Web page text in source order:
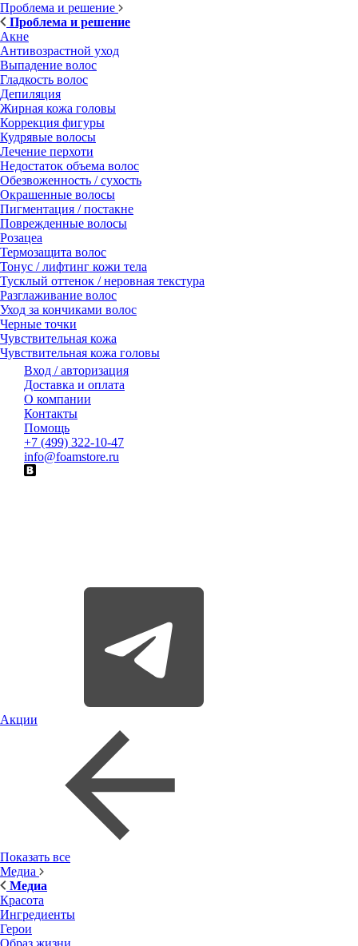
Проблема и решение
Проблема и решение
Акне
Антивозрастной уход
Выпадение волос
Гладкость волос
Депиляция
Жирная кожа головы
Коррекция фигуры
Кудрявые волосы
Лечение перхоти
Недостаток объема волос
Обезвоженность / сухость
Окрашенные волосы
Пигментация / постакне
Поврежденные волосы
Розацеа
Термозащита волос
Тонус / лифтинг кожи тела
Тусклый оттенок / неровная текстура
Разглаживание волос
Уход за кончиками волос
Черные точки
Чувствительная кожа
Чувствительная кожа головы
Вход / авторизация
Доставка и оплата
О компании
Контакты
Помощь
+7 (499) 322-10-47
info@foamstore.ru
Акции
Показать все
Медиа
Медиа
Красота
Ингредиенты
Герои
Образ жизни